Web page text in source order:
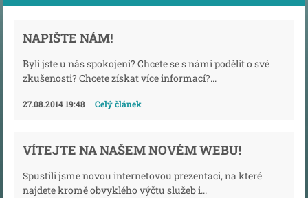
NAPIŠTE NÁM!
Byli jste u nás spokojeni? Chcete se s námi podělit o své
zkušenosti? Chcete získat více informací?...
27.08.2014 19:48 Celý článek
VÍTEJTE NA NAŠEM NOVÉM WEBU!
Spustili jsme novou internetovou prezentaci, na které
najdete kromě obvyklého výčtu služeb i...